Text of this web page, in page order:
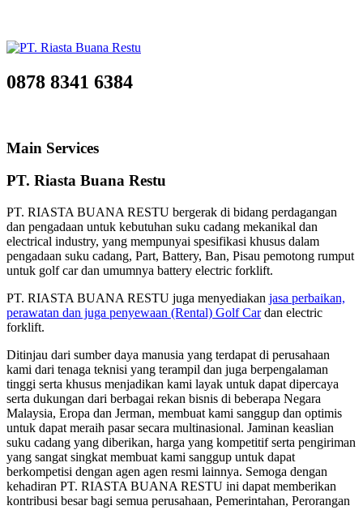
0878 8341 6384
Main Services
PT. Riasta Buana Restu
PT. RIASTA BUANA RESTU bergerak di bidang perdagangan
dan pengadaan untuk kebutuhan suku cadang mekanikal dan
electrical industry, yang mempunyai spesifikasi khusus dalam
pengadaan suku cadang, Part, Battery, Ban, Pisau pemotong rumput
untuk golf car dan umumnya battery electric forklift.
PT. RIASTA BUANA RESTU juga menyediakan jasa perbaikan,
perawatan dan juga penyewaan (Rental) Golf Cardan electric
forklift.
Ditinjau dari sumber daya manusia yang terdapat di perusahaan
kami dari tenaga teknisi yang terampil dan juga berpengalaman
tinggi serta khusus menjadikan kami layak untuk dapat dipercaya
serta dukungan dari berbagai rekan bisnis di beberapa Negara
Malaysia, Eropa dan Jerman, membuat kami sanggup dan optimis
untuk dapat meraih pasar secara multinasional. Jaminan keaslian
suku cadang yang diberikan, harga yang kompetitif serta pengiriman
yang sangat singkat membuat kami sanggup untuk dapat
berkompetisi dengan agen agen resmi lainnya. Semoga dengan
kehadiran PT. RIASTA BUANA RESTU ini dapat memberikan
kontribusi besar bagi semua perusahaan, Pemerintahan, Perorangan